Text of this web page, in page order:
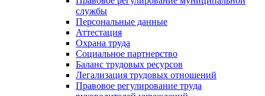
службы
Персональные данные
Аттестация
Охрана труда
Социальное партнерство
Баланс трудовых ресурсов
Легализация трудовых отношений
Правовое регулирование труда